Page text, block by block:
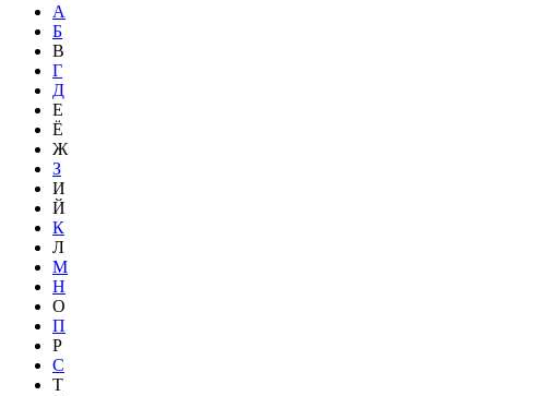
А
Б
В
Г
Д
Е
Ё
Ж
З
И
Й
К
Л
М
Н
О
П
Р
С
Т